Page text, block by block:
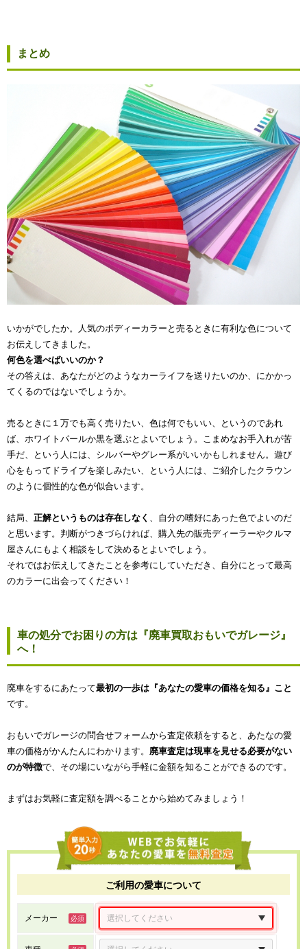
まとめ
いかがでしたか。人気のボディーカラーと売るときに有利な色について
お伝えしてきました。
何色を選べばいいのか？
その答えは、あなたがどのようなカーライフを送りたいのか、にかかっ
てくるのではないでしょうか。
売るときに１万でも高く売りたい、色は何でもいい、というのであれ
ば、ホワイトパールか黒を選ぶとよいでしょう。こまめなお手入れが苦
手だ、という人には、シルバーやグレー系がいいかもしれません。遊び
心をもってドライブを楽しみたい、という人には、ご紹介したクラウン
のように個性的な色が似合います。
結局、 正解というものは存在しなく
、自分の嗜好にあった色でよいのだ
と思います。判断がつきづらければ、購入先の販売ディーラーやクルマ
屋さんにもよく相談をして決めるとよいでしょう。
それではお伝えしてきたことを参考にしていただき、自分にとって最高
のカラーに出会ってください！
車の処分でお困りの方は『廃車買取おもいでガレージ』
へ！
廃車をするにあたって最初の一歩は『あなたの愛車の価格を知る』こと
です。
おもいでガレージの問合せフォームから査定依頼をすると、あたなの愛
車の価格がかんたんにわかります。 廃車査定は現車を見せる必要がない
のが特徴で、その場にいながら手軽に金額を知ることができるのです。
まずはお気軽に査定額を調べることから始めてみましょう！
ご利用の愛車について
メーカー